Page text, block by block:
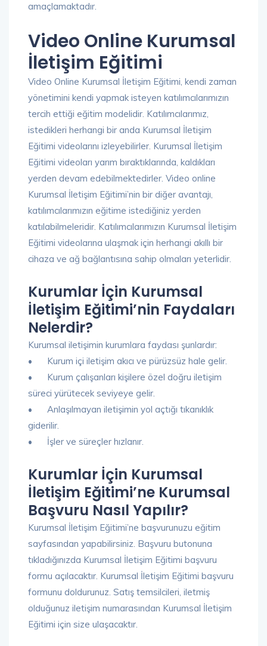
amaçlamaktadır.
Video Online Kurumsal
İletişim Eğitimi
Video Online Kurumsal İletişim Eğitimi, kendi zaman
yönetimini kendi yapmak isteyen katılımcılarımızın
tercih ettiği eğitim modelidir. Katılımcılarımız,
istedikleri herhangi bir anda Kurumsal İletişim
Eğitimi videolarını izleyebilirler. Kurumsal İletişim
Eğitimi videoları yarım bıraktıklarında, kaldıkları
yerden devam edebilmektedirler. Video online
Kurumsal İletişim Eğitimi’nin bir diğer avantajı,
katılımcılarımızın eğitime istediğiniz yerden
katılabilmeleridir. Katılımcılarımızın Kurumsal İletişim
Eğitimi videolarına ulaşmak için herhangi akıllı bir
cihaza ve ağ bağlantısına sahip olmaları yeterlidir.
Kurumlar İçin Kurumsal
İletişim Eğitimi’nin Faydaları
Nelerdir?
Kurumsal iletişimin kurumlara faydası şunlardır:
•
Kurum içi iletişim akıcı ve pürüzsüz hale gelir.
•
Kurum çalışanları kişilere özel doğru iletişim
süreci yürütecek seviyeye gelir.
•
Anlaşılmayan iletişimin yol açtığı tıkanıklık
giderilir.
•
İşler ve süreçler hızlanır.
Kurumlar İçin Kurumsal
İletişim Eğitimi’ne Kurumsal
Başvuru Nasıl Yapılır?
Kurumsal İletişim Eğitimi’ne başvurunuzu eğitim
sayfasından yapabilirsiniz. Başvuru butonuna
tıkladığınızda Kurumsal İletişim Eğitimi başvuru
formu açılacaktır. Kurumsal İletişim Eğitimi başvuru
formunu doldurunuz. Satış temsilcileri, iletmiş
olduğunuz iletişim numarasından Kurumsal İletişim
Eğitimi için size ulaşacaktır.